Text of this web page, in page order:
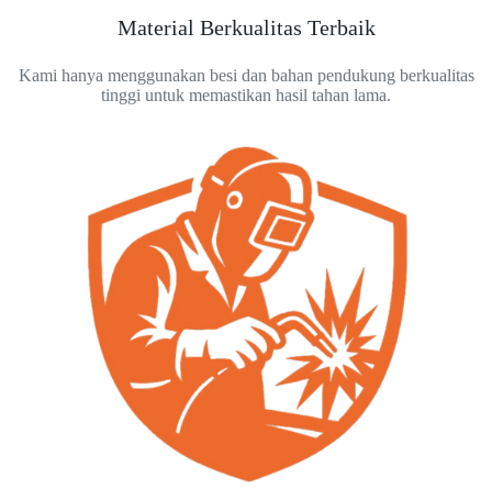
Material Berkualitas Terbaik
Kami hanya menggunakan besi dan bahan pendukung berkualitas
tinggi untuk memastikan hasil tahan lama.